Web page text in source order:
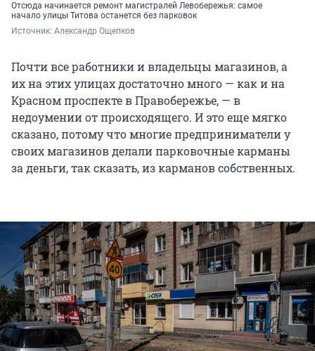
Отсюда начинается ремонт магистралей Левобережья: самое
начало улицы Титова останется без парковок
Источник: Александр Ощепков
Почти все работники и владельцы магазинов, а
их на этих улицах достаточно много — как и на
Красном проспекте в Правобережье, — в
недоумении от происходящего. И это еще мягко
сказано, потому что многие предприниматели у
своих магазинов делали парковочные карманы
за деньги, так сказать, из карманов собственных.